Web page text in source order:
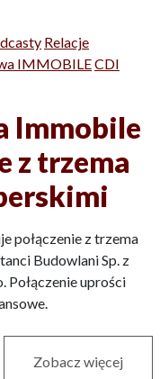
Relacje
IMMOBILECDI
Immobile
z trzema
połączenie z trzema
Budowlani Sp. z
Połączenie uprości
Zobacz więcej